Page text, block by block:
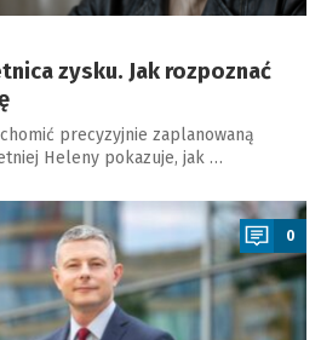
zysku. Jak rozpoznać
precyzyjnie zaplanowaną
Heleny pokazuje, jak …
0